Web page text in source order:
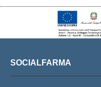
SOCIALFARMA